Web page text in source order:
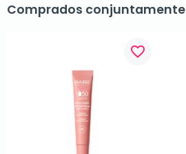
Comprados conjuntamente
favorite_border